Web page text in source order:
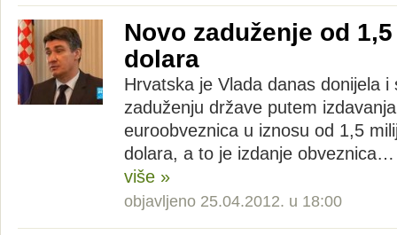
Novo zaduženje od
dolara
Hrvatska je Vlada danas donijela i
zaduženju države putem
euroobveznica u iznosu od 1,5
dolara, a to je izdanje obveznica…
više »
objavljeno 25.04.2012. u 18:00